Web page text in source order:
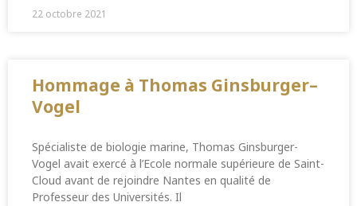
22 octobre 2021
Hommage à Thomas Ginsburger–
Vogel
Spécialiste de biologie marine, Thomas Ginsburger-
Vogel avait exercé à l’Ecole normale supérieure de Saint-
Cloud avant de rejoindre Nantes en qualité de
Professeur des Universités. Il